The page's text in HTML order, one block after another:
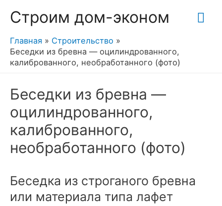
Строим дом-эконом
Главная
Строительство
Беседки из бревна — оцилиндрованного,
калиброванного, необработанного (фото)
Беседки из бревна —
оцилиндрованного,
калиброванного,
необработанного (фото)
Беседка из строганого бревна
или материала типа лафет